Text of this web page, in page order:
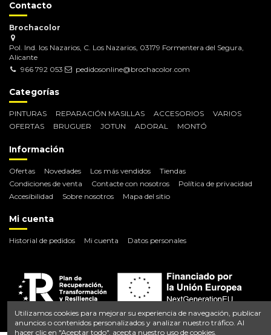
Contacto
Brochacolor
Pol. Ind. los Nazarios, C. Los Nazarios, 03179 Formentera del Segura,
Alicante
966 792 053
pedidosonline@brochacolor.com
Categorías
PINTURAS REPARACIÓN MASILLAS ACCESORIOS
VARIOS
OFERTAS
BRUGUER JOTUN ADORAL MONTÓ
Información
Ofertas Novedades Los más vendidos
Tiendas
Condiciones de venta
Contacte con nosotros
Política de privacidad
Accesibilidad
Sobre nosotros Mapa del sitio
Mi cuenta
Historial de pedidos Mi cuenta Datos personales
Utilizamos cookies para mejorar su experiencia de navegación, publicar
anuncios o contenidos personalizados y analizar nuestro tráfico. Al
hacer clic en "Aceptar todo", acepta nuestro uso de cookies.